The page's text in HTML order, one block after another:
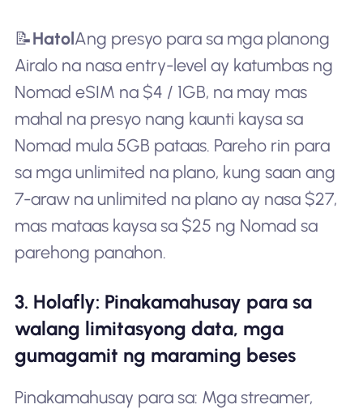
📝HatolAng presyo para sa mga planong
Airalo na nasa entry-level ay katumbas ng
Nomad eSIM na $4 / 1GB, na may mas
mahal na presyo nang kaunti kaysa sa
Nomad mula 5GB pataas. Pareho rin para
sa mga unlimited na plano, kung saan ang
7-araw na unlimited na plano ay nasa $27,
mas mataas kaysa sa $25 ng Nomad sa
parehong panahon.
3. Holafly: Pinakamahusay para sa
walang limitasyong data, mga
gumagamit ng maraming beses
Pinakamahusay para sa: Mga streamer,